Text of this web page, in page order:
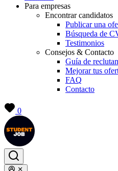
Para empresas
Encontrar candidatos
Publicar una
Búsqueda de
Testimonios
Consejos & Contacto
Guía de
Mejorar tus
FAQ
Contacto
0